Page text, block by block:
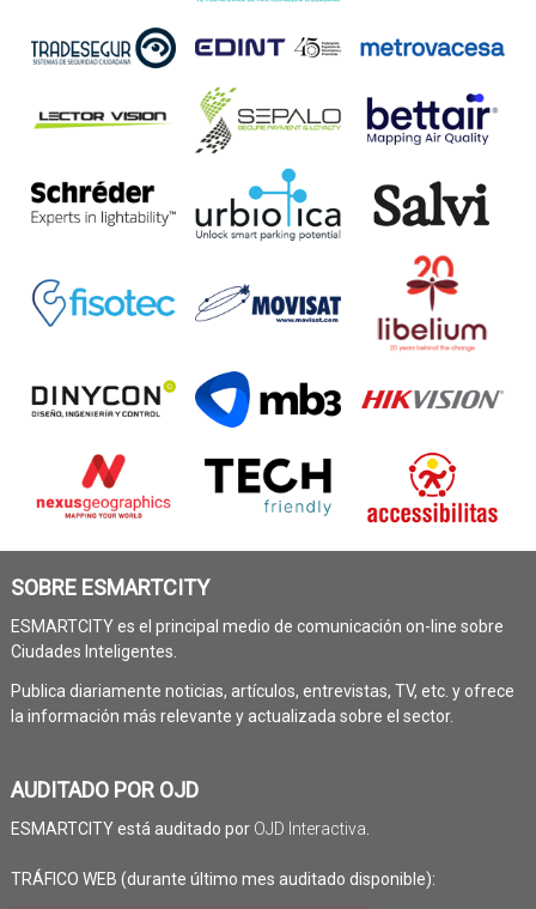
SOBRE ESMARTCITY
ESMARTCITY es el principal medio de comunicación on-line sobre
Ciudades Inteligentes.
Publica diariamente noticias, artículos, entrevistas, TV, etc. y ofrece
la información más relevante y actualizada sobre el sector.
AUDITADO POR OJD
ESMARTCITY está auditado por OJD Interactiva
TRÁFICO WEB (durante último mes auditado disponible):